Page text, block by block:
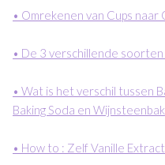
• Omrekenen van Cups naar
• De 3 verschillende
• Wat is het verschil tussen
Baking Soda en
• How to : Zelf Vanille